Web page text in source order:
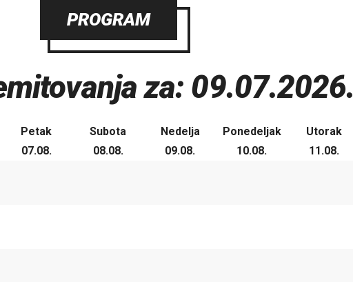
PROGRAM
za: 09.07.2026.
Petak
07.08.
Subota
08.08.
Nedelja
09.08.
Ponedeljak
10.08.
Utorak
11.08.